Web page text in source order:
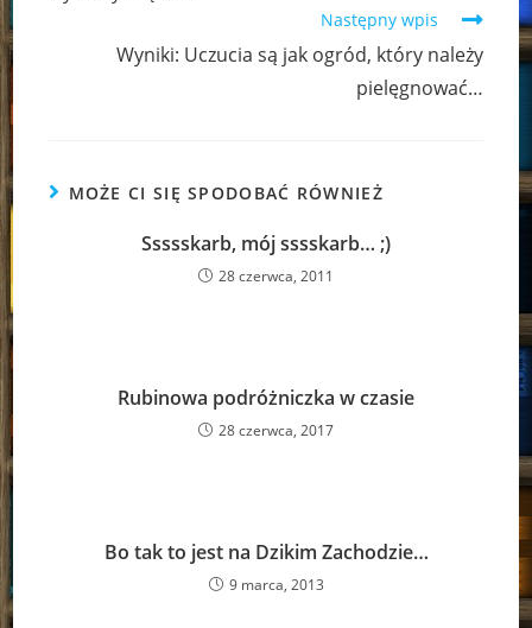
Następny wpis
Wyniki: Uczucia są jak ogród, który należy
pielęgnować…
MOŻE CI SIĘ SPODOBAĆ RÓWNIEŻ
Ssssskarb, mój sssskarb… ;)
28 czerwca, 2011
Rubinowa podróżniczka w czasie
28 czerwca, 2017
Bo tak to jest na Dzikim Zachodzie…
9 marca, 2013